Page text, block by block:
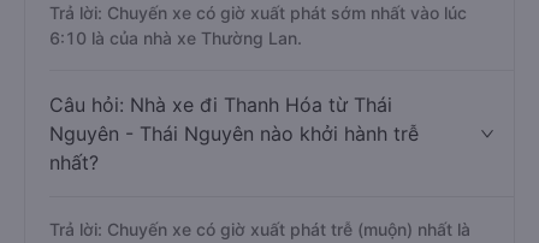
Trả lời: Chuyến xe có giờ xuất phát sớm nhất vào lúc
6:10 là của nhà xe Thường Lan.
Câu hỏi: Nhà xe đi Thanh Hóa từ Thái
Nguyên - Thái Nguyên nào khởi hành trễ
nhất?
Trả lời: Chuyến xe có giờ xuất phát trễ (muộn) nhất là